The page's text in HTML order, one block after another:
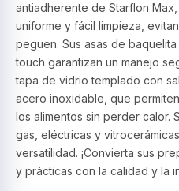
antiadherente de Starflon
uniforme y fácil limpieza,
peguen. Sus asas de
touch garantizan un manejo
tapa de vidrio templado con
acero inoxidable, que
los alimentos sin perder calor.
gas, eléctricas y
versatilidad. ¡Convierta sus
y prácticas con la calidad y la